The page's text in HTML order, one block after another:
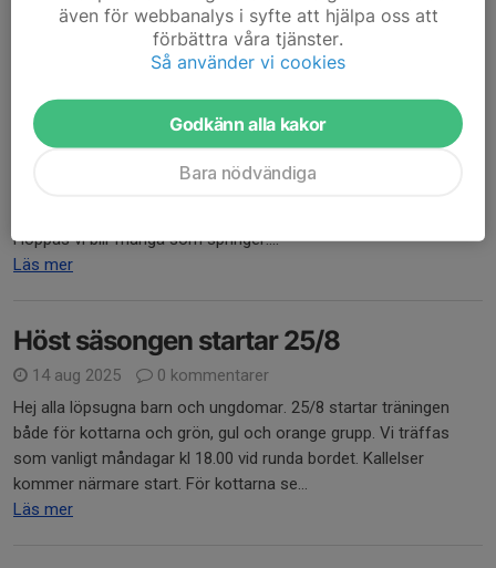
Läs mer
Råda lunken söndag 12e oktober
30 sep 2025
3 kommentarer
Hej, som de flesta vet så är det rådalunken på söndag 12e
oktober. Vi barn och ungdomar springer gratis. Man anmäler sig
Hoppas vi blir många som springer....
Läs mer
Höst säsongen startar 25/8
14 aug 2025
0 kommentarer
Hej alla löpsugna barn och ungdomar. 25/8 startar träningen
både för kottarna och grön, gul och orange grupp. Vi träffas
som vanligt måndagar kl 18.00 vid runda bordet. Kallelser
kommer närmare start. För kottarna se...
Läs mer
även för webbanalys i syfte att hjälpa oss att
förbättra våra tjänster.
Så använder vi cookies
Godkänn alla kakor
Bara nödvändiga